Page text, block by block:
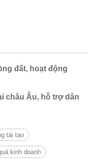
đất, hoạt động
châu Âu, hỗ trợ dân
tái tạo
kinh doanh